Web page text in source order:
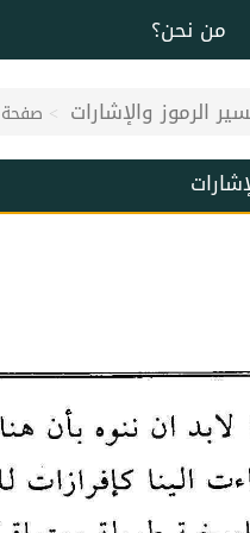
من نحن؟
الرموز والإشارات صفحة